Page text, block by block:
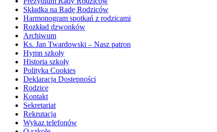
Składka na Radę Rodziców
Harmonogram spotkań z rodzicami
Rozkład dzwonków
Archiwum
Ks. Jan Twardowski – Nasz patron
Hymn szkoły
Historia szkoły
Polityka Cookies
Deklaracja Dostępności
Rodzice
Kontakt
Sekretariat
Rekrutacja
Wykaz telefonów